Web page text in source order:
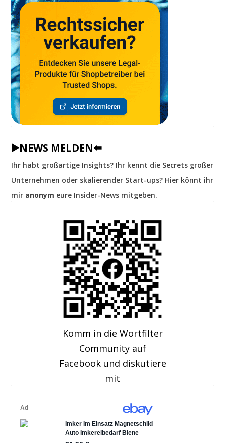
▶️NEWS MELDEN⬅️
Ihr habt großartige Insights? Ihr kennt die Secrets großer
Unternehmen oder skalierender Start-ups? Hier könnt ihr
mir anonym eure Insider-News mitgeben.
Komm in die Wortfilter
Community auf
Facebook und diskutiere
mit